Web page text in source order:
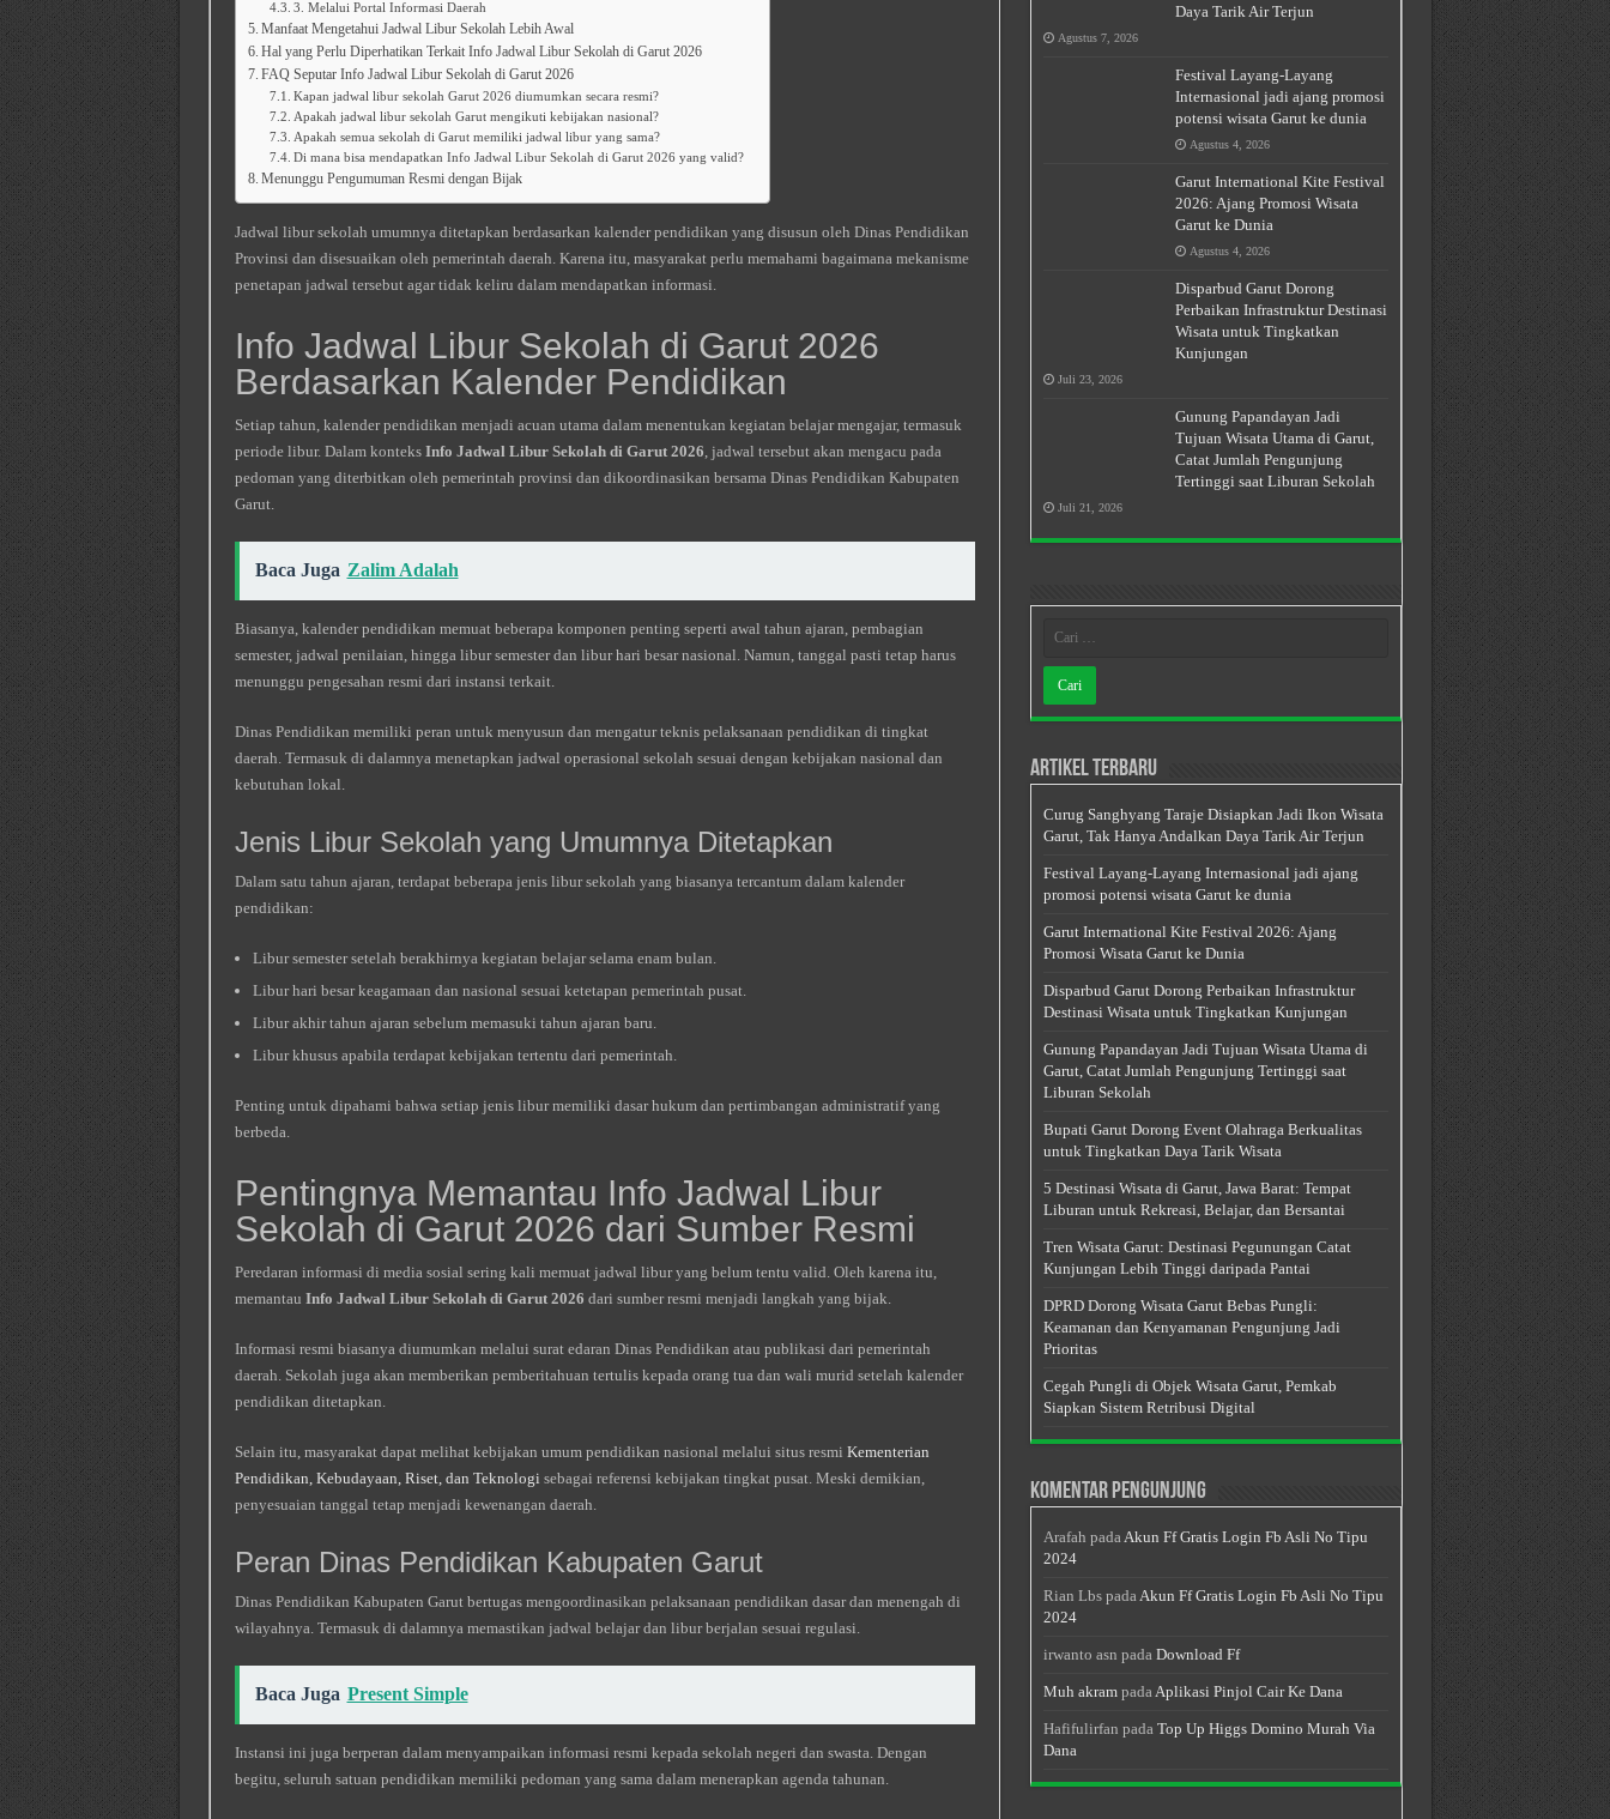
3. Melalui Portal Informasi Daerah
Manfaat Mengetahui Jadwal Libur Sekolah Lebih Awal
Hal yang Perlu Diperhatikan Terkait Info Jadwal Libur Sekolah di Garut 2026
FAQ Seputar Info Jadwal Libur Sekolah di Garut 2026
Kapan jadwal libur sekolah Garut 2026 diumumkan secara resmi?
Apakah jadwal libur sekolah Garut mengikuti kebijakan nasional?
Apakah semua sekolah di Garut memiliki jadwal libur yang sama?
Di mana bisa mendapatkan Info Jadwal Libur Sekolah di Garut 2026 yang valid?
Menunggu Pengumuman Resmi dengan Bijak
Jadwal libur sekolah umumnya ditetapkan berdasarkan kalender pendidikan yang disusun oleh Dinas Pendidikan
Provinsi dan disesuaikan oleh pemerintah daerah. Karena itu, masyarakat perlu memahami bagaimana mekanisme
penetapan jadwal tersebut agar tidak keliru dalam mendapatkan informasi.
Info Jadwal Libur Sekolah di Garut 2026
Berdasarkan Kalender Pendidikan
Setiap tahun, kalender pendidikan menjadi acuan utama dalam menentukan kegiatan belajar mengajar, termasuk
periode libur. Dalam konteks Info Jadwal Libur Sekolah di Garut 2026, jadwal tersebut akan mengacu pada
pedoman yang diterbitkan oleh pemerintah provinsi dan dikoordinasikan bersama Dinas Pendidikan Kabupaten
Garut.
Baca Juga Zalim Adalah
Biasanya, kalender pendidikan memuat beberapa komponen penting seperti awal tahun ajaran, pembagian
semester, jadwal penilaian, hingga libur semester dan libur hari besar nasional. Namun, tanggal pasti tetap harus
menunggu pengesahan resmi dari instansi terkait.
Dinas Pendidikan memiliki peran untuk menyusun dan mengatur teknis pelaksanaan pendidikan di tingkat
daerah. Termasuk di dalamnya menetapkan jadwal operasional sekolah sesuai dengan kebijakan nasional dan
kebutuhan lokal.
Jenis Libur Sekolah yang Umumnya Ditetapkan
Dalam satu tahun ajaran, terdapat beberapa jenis libur sekolah yang biasanya tercantum dalam kalender
pendidikan:
Libur semester setelah berakhirnya kegiatan belajar selama enam bulan.
Libur hari besar keagamaan dan nasional sesuai ketetapan pemerintah pusat.
Libur akhir tahun ajaran sebelum memasuki tahun ajaran baru.
Libur khusus apabila terdapat kebijakan tertentu dari pemerintah.
Penting untuk dipahami bahwa setiap jenis libur memiliki dasar hukum dan pertimbangan administratif yang
berbeda.
Pentingnya Memantau Info Jadwal Libur
Sekolah di Garut 2026 dari Sumber Resmi
Peredaran informasi di media sosial sering kali memuat jadwal libur yang belum tentu valid. Oleh karena itu,
memantau Info Jadwal Libur Sekolah di Garut 2026 dari sumber resmi menjadi langkah yang bijak.
Informasi resmi biasanya diumumkan melalui surat edaran Dinas Pendidikan atau publikasi dari pemerintah
daerah. Sekolah juga akan memberikan pemberitahuan tertulis kepada orang tua dan wali murid setelah kalender
pendidikan ditetapkan.
Selain itu, masyarakat dapat melihat kebijakan umum pendidikan nasional melalui situs resmi Kementerian
Pendidikan, Kebudayaan, Riset, dan Teknologi sebagai referensi kebijakan tingkat pusat. Meski demikian,
penyesuaian tanggal tetap menjadi kewenangan daerah.
Peran Dinas Pendidikan Kabupaten Garut
Dinas Pendidikan Kabupaten Garut bertugas mengoordinasikan pelaksanaan pendidikan dasar dan menengah di
wilayahnya. Termasuk di dalamnya memastikan jadwal belajar dan libur berjalan sesuai regulasi.
Baca Juga Present Simple
Instansi ini juga berperan dalam menyampaikan informasi resmi kepada sekolah negeri dan swasta. Dengan
begitu, seluruh satuan pendidikan memiliki pedoman yang sama dalam menerapkan agenda tahunan.
Daya Tarik Air Terjun
Agustus 7, 2026
Festival Layang-Layang
Internasional jadi ajang promosi
potensi wisata Garut ke dunia
Agustus 4, 2026
Garut International Kite Festival
2026: Ajang Promosi Wisata
Garut ke Dunia
Agustus 4, 2026
Disparbud Garut Dorong
Perbaikan Infrastruktur Destinasi
Wisata untuk Tingkatkan
Kunjungan
Juli 23, 2026
Gunung Papandayan Jadi
Tujuan Wisata Utama di Garut,
Catat Jumlah Pengunjung
Tertinggi saat Liburan Sekolah
Juli 21, 2026
Artikel Terbaru
Curug Sanghyang Taraje Disiapkan Jadi Ikon Wisata
Garut, Tak Hanya Andalkan Daya Tarik Air Terjun
Festival Layang-Layang Internasional jadi ajang
promosi potensi wisata Garut ke dunia
Garut International Kite Festival 2026: Ajang
Promosi Wisata Garut ke Dunia
Disparbud Garut Dorong Perbaikan Infrastruktur
Destinasi Wisata untuk Tingkatkan Kunjungan
Gunung Papandayan Jadi Tujuan Wisata Utama di
Garut, Catat Jumlah Pengunjung Tertinggi saat
Liburan Sekolah
Bupati Garut Dorong Event Olahraga Berkualitas
untuk Tingkatkan Daya Tarik Wisata
5 Destinasi Wisata di Garut, Jawa Barat: Tempat
Liburan untuk Rekreasi, Belajar, dan Bersantai
Tren Wisata Garut: Destinasi Pegunungan Catat
Kunjungan Lebih Tinggi daripada Pantai
DPRD Dorong Wisata Garut Bebas Pungli:
Keamanan dan Kenyamanan Pengunjung Jadi
Prioritas
Cegah Pungli di Objek Wisata Garut, Pemkab
Siapkan Sistem Retribusi Digital
Komentar Pengunjung
Arafah padaAkun Ff Gratis Login Fb Asli No Tipu
2024
Rian LbspadaAkun Ff Gratis Login Fb Asli No Tipu
2024
irwanto asn pada Download Ff
Muh akrampadaAplikasi Pinjol Cair Ke Dana
Hafifulirfan pada Top Up Higgs Domino Murah Via
Dana